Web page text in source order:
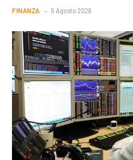
FINANZA 5 Agosto 2026